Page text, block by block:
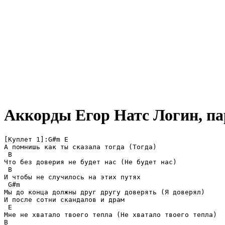
Аккорды Егор Натс Логин,
[Куплет 1]:G#m E
А помнишь как ты сказала тогда (Тогда)
B
Что без доверия не будет нас (Не будет нас)
B
И чтобы не случилось на этих путях
G#m
Мы до конца должны друг другу доверять (Я доверял)
И после сотни скандалов и драм
E
Мне не хватало твоего тепла (Не хватало твоего тепла)
B